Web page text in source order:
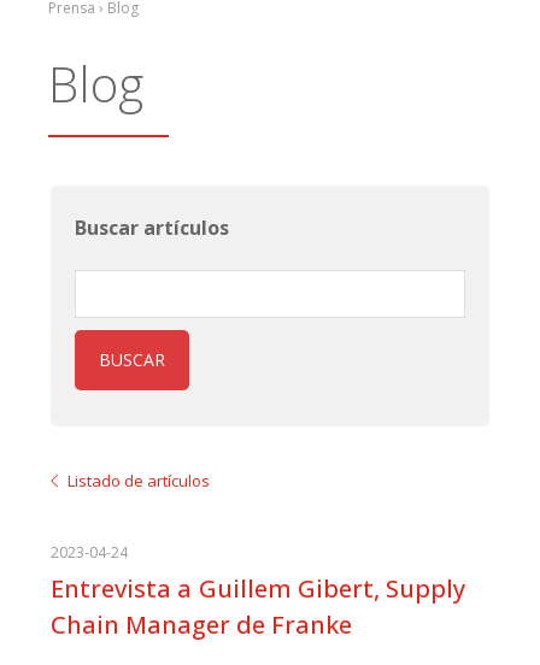
Prensa › Blog
Blog
Listado de artículos
2023-04-24
Entrevista a Guillem Gibert, Supply
Chain Manager de Franke
Buscar artículos
BUSCAR